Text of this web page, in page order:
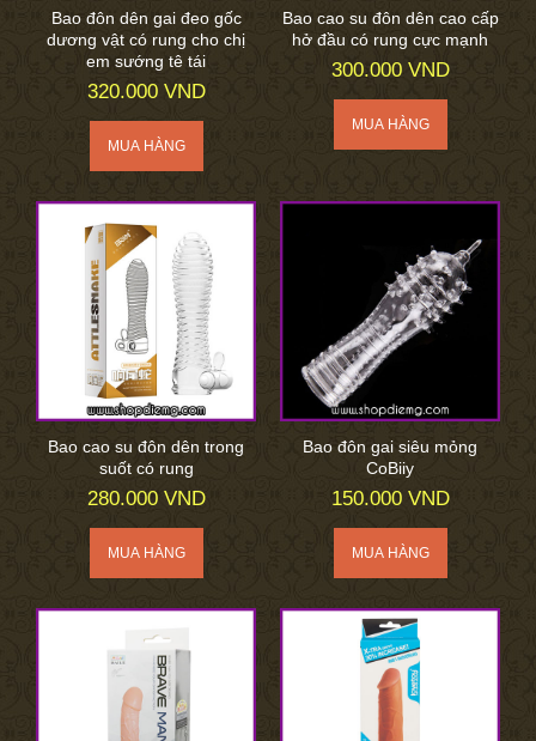
Bao đôn dên gai đeo gốc
dương vật có rung cho chị
em sướng tê tái
320.000 VND
Bao cao su đôn dên cao cấp
hở đầu có rung cực mạnh
300.000 VND
Bao cao su đôn dên trong
suốt có rung
280.000 VND
Bao đôn gai siêu mỏng
CoBiiy
150.000 VND